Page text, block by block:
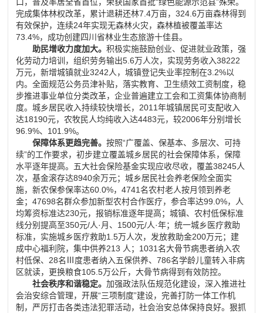
完成集体林权改革，累计退耕还林7.4万亩，324.6万亩森林得到
有效保护，连续24年实现无森林火灾，森林植被覆盖率达
73.4%，成功创建四川省林业生态旅游十佳县。
助民增收力度加大。积极实施鼓励创业、促进就业政策，强
化劳动力培训，组织劳务输出5.6万人次，实现劳务收入38222
万元，新增城镇就业3242人，城镇登记失业率控制在3.2%以
内。全面规范公务员津补贴，落实教育、卫生绩效工资制度，稳
步推进事业单位分类改革，企业普遍建立工会和工资集体协商制
度。城乡居民收入持续较快增长， 2011年城镇居民可支配收入
达18190元，农牧民人均纯收入达4483元，较2006年分别增长
96.9%、 101.9%。
保障体系更趋完善。按照“广覆盖、保基本、多层次、可持
续”的工作要求，初步建立覆盖城乡居民的社会保障体系，保障
水平逐年提高。五大社会保险基金实现应收尽收，覆盖38245人
次，基金滚存达8940余万元；城乡居民社会养老保险全面实
施，新农保参保率达60.0%，4741 名农村老人按月领到养老
金；47698名群众参加新型农村合作医疗，参合率达99.0%，人
均筹资标准达230元，报销标准逐年提高；城镇、农村低保标准
线分别提高至350元/人· 月、 1500元/人·年；统一城乡医疗救助
标准，实施城乡医疗救助1.5万人次，发放救助金200万元；建
成中心福利院，集中供养213 人； 1031 名大骨节病患者纳入农
村低保、 28名 度患者纳入五保供养、786名学龄儿童转入非病
区就读，更换粮食105.5万公斤，大骨节病得到有效防控。
社会秩序和谐稳定。加强政法队伍规范化建设，深入推进社
会治安综合管理，开展“三项制度”建设，完善打防一体工作机
制，严厉打击各类违法犯罪活动，社会治安总体保持良好。狠抓